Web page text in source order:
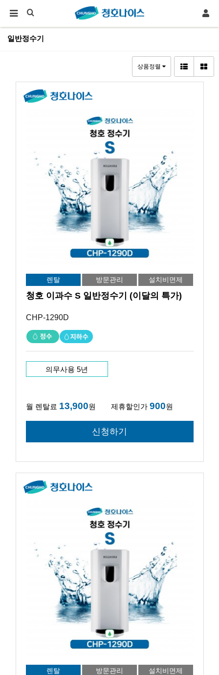
일반정수기
상품정렬
렌탈 방문관리 설치비면제
청호 이과수 S 일반정수기 (이달의 특가)
CHP-1290D
의무사용 5년
월 렌탈료 13,900원 제휴할인가900원
렌탈 방문관리 설치비면제